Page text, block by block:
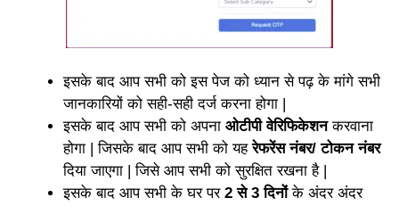
इसके बाद आप सभी को इस पेज को ध्यान से पढ़ के मांगे सभी
जानकारियों को सही-सही दर्ज करना होगा |
इसके बाद आप सभी को अपना ओटीपी वेरिफिकेशनकरवाना
होगा | जिसके बाद आप सभी को यहरेफरेंस नंबर/ टोकन नंबर
दिया जाएगा | जिसे आप सभी को सुरक्षित रखना है |
इसके बाद आप सभी के घर पर 2 से 3 दिनोंके अंदर अंदर